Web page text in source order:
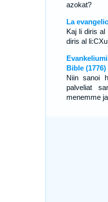
azokat?
La
Kaj li diris al
diris al
Bible (1776)
Niin sanoi
palveliat
menemme